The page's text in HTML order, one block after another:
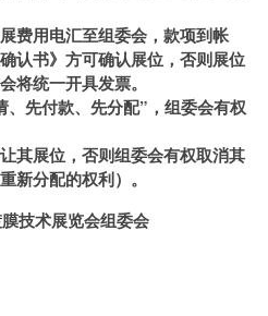
费用电汇至组委会，款项到帐
认书》方可确认展位，否则展位
将统一开具发票。
、先付款、先分配”，组委会有权
其展位，否则组委会有权取消其
新分配的权利）。
技术展览会组委会